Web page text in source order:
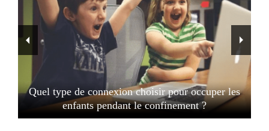
Quel type de connexion choisir pour occuper les
enfants pendant le confinement ?